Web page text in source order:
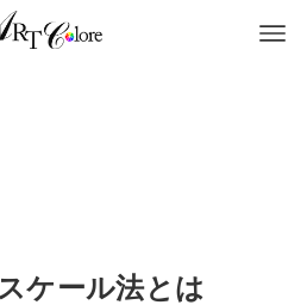
ケール法とは